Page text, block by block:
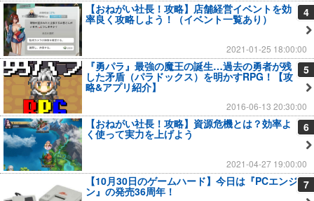
4
【おねがい社長！攻略】店舗経営イベントを効
率良く攻略しよう！（イベント一覧あり）
2021-01-25 18:00:00
5
『勇パラ』最強の魔王の誕生…過去の勇者が残
した矛盾（パラドックス）を明かすRPG！【攻
略&アプリ紹介】
2016-06-13 20:30:00
6
【おねがい社長！攻略】資源危機とは？効率よ
く使って実力を上げよう
2021-04-27 19:00:00
7
【10月30日のゲームハード】今日は『PCエンジ
ン』の発売36周年！